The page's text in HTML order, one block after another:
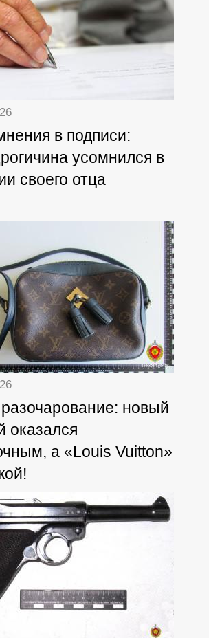
в подписи:
усомнился в
своего отца
новый
оказался
а «Louis Vuitton»